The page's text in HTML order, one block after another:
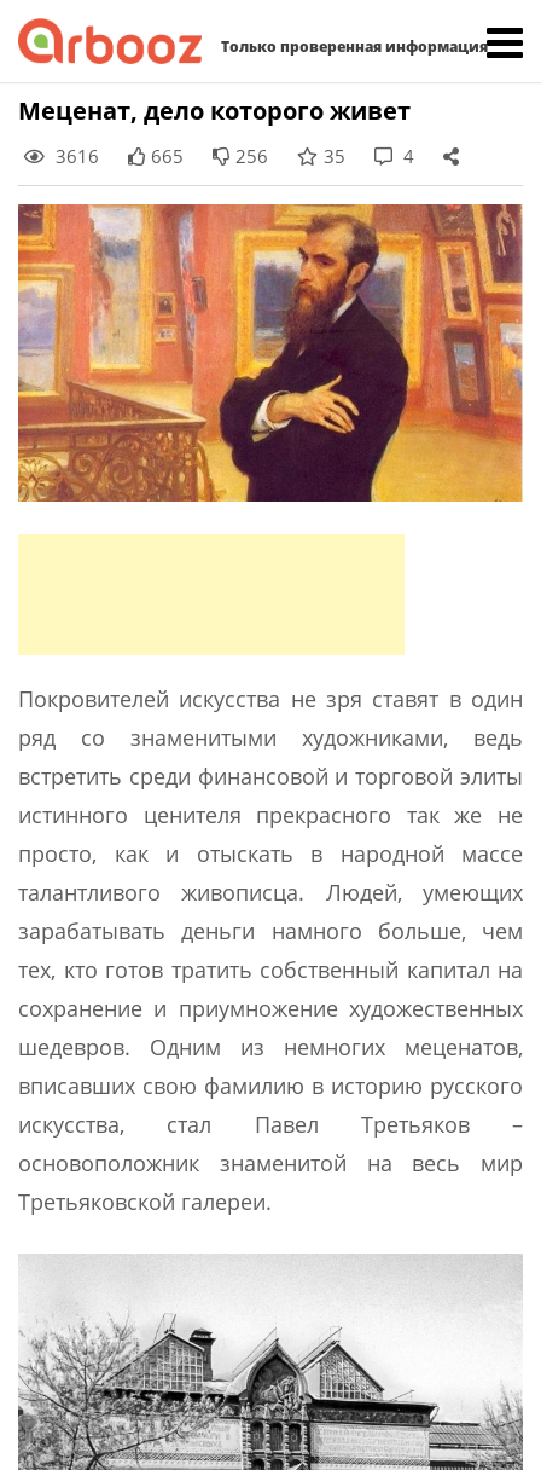
Только проверенная информация
Skip
content
Меценат, дело которого живет
3616 665 256 35 4
Покровителей искусства не зря ставят в один
ряд со знаменитыми художниками, ведь
встретить среди финансовой и торговой элиты
истинного ценителя прекрасного так же не
просто, как и отыскать в народной массе
талантливого живописца. Людей, умеющих
зарабатывать деньги намного больше, чем
тех, кто готов тратить собственный капитал на
сохранение и приумножение художественных
шедевров. Одним из немногих меценатов,
вписавших свою фамилию в историю русского
искусства, стал Павел Третьяков –
основоположник знаменитой на весь мир
Третьяковской галереи.
Найти: